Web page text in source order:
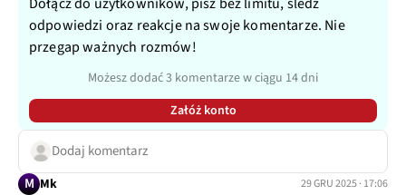
odpowiedzi oraz reakcje na swoje komentarze. Nie
przegap ważnych rozmów!
Możesz dodać 3 komentarze w ciągu 14 dni
Załóż konto
Dodaj komentarz
M Mk 29 GRU 2025 · 17:06